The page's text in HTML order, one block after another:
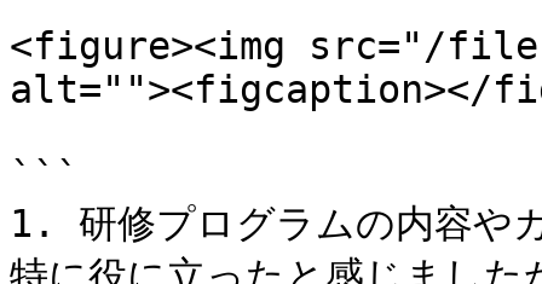
<figure><img src="/
alt=""><figcaption></
```
1. 研修プログラムの内容や